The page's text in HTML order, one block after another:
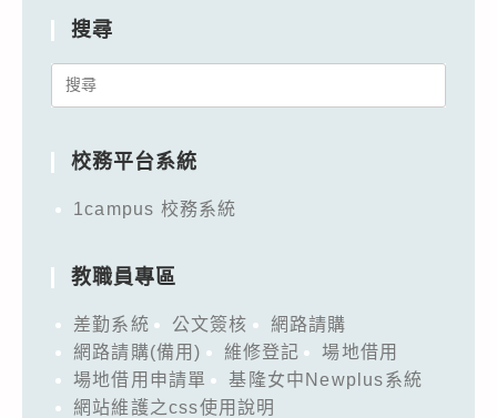
搜尋
Search
校務平台系統
1campus 校務系統
教職員專區
差勤系統 公文簽核
網路請購
網路請購(備用)
維修登記
場地借用
場地借用申請單
基隆女中Newplus系統
網站維護之css使用說明